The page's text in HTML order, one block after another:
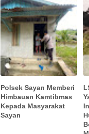
Polsek Sayan Memberi
Himbauan Kamtibmas
Kepada Masyarakat
Sayan